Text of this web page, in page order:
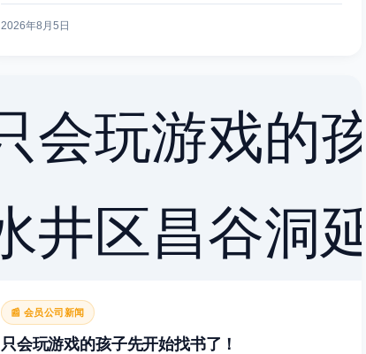
2026年8月5日
📰 会员公司新闻
只会玩游戏的孩子先开始找书了！